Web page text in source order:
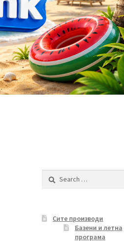
Search
Сите производи
Базени и летна
програма